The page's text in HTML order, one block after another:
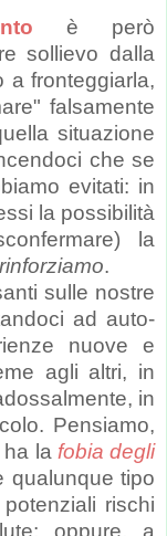
è però
sollievo dalla
a fronteggiarla,
falsamente
situazione
che se
evitati: in
la possibilità
la
rinforziamo.
sulle nostre
ad auto-
nuove e
agli altri, in
in
Pensiamo,
la fobia degli
qualunque tipo
rischi
oppure, a